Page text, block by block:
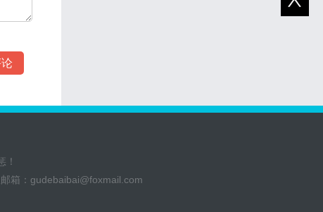
！
箱： gudebaibai@foxmail.com